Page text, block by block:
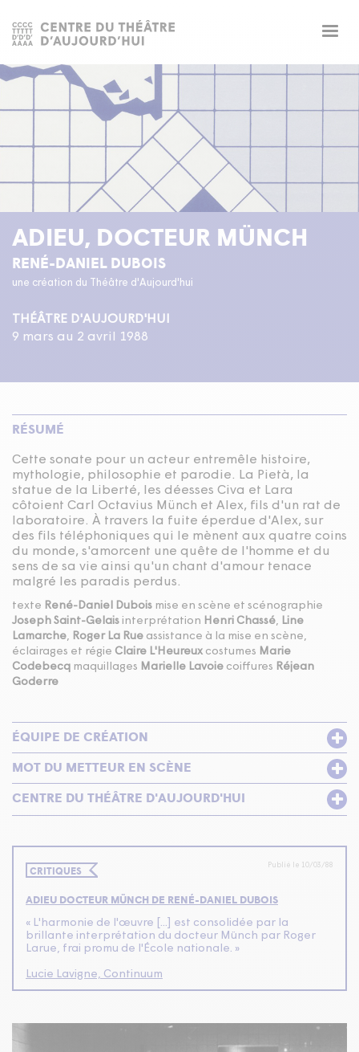
ADIEU, DOCTEUR MÜNCH
RENÉ-DANIEL DUBOIS
une création du Théâtre d'Aujourd'hui
THÉÂTRE D'AUJOURD'HUI
9 mars au 2 avril 1988
RÉSUMÉ
Cette sonate pour un acteur entremêle histoire,
mythologie, philosophie et parodie. La Pietà, la
statue de la Liberté, les déesses Civa et Lara
côtoient Carl Octavius Münch et Alex, fils d'un rat de
laboratoire. À travers la fuite éperdue d'Alex, sur
des fils téléphoniques qui le mènent aux quatre coins
du monde, s'amorcent une quête de l'homme et du
sens de sa vie ainsi qu'un chant d'amour tenace
malgré les paradis perdus.
texte René-Daniel Dubois mise en scène et scénographie
Joseph Saint-Gelais interprétation Henri Chassé, Line
Lamarche, Roger La Rue assistance à la mise en scène,
éclairages et régie Claire L'Heureux costumes Marie
Codebecq maquillages Marielle Lavoie coiffures Réjean
Goderre
ÉQUIPE DE CRÉATION
MOT DU METTEUR EN SCÈNE
CENTRE DU THÉÂTRE D'AUJOURD'HUI
CRITIQUES Publié le 10/03/88
ADIEU DOCTEUR MÜNCH DE RENÉ-DANIEL DUBOIS
« L'harmonie de l'œuvre [...] est consolidée par la
brillante interprétation du docteur Münch par Roger
Larue, frai promu de l'École nationale. »
Lucie Lavigne, Continuum